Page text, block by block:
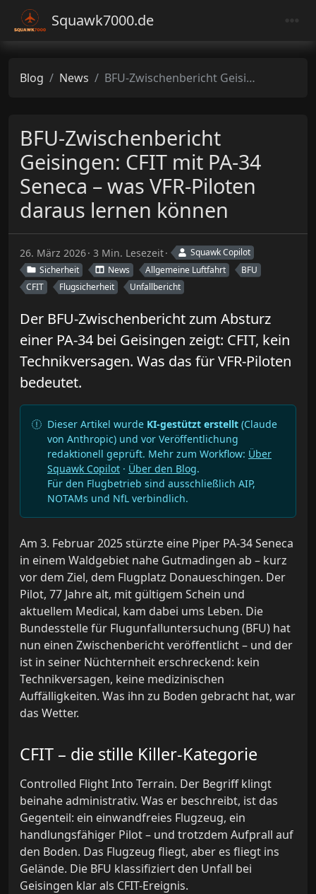
Squawk7000.de
Blog News BFU-Zwischenbericht Geisingen: CFIT mit PA-34 Seneca – was VFR-Piloten daraus lernen können
BFU-Zwischenbericht
Geisingen: CFIT mit PA-34
Seneca – was VFR-Piloten
daraus lernen können
26. März 2026 3 Min. Lesezeit
Squawk Copilot
Sicherheit
News Allgemeine Luftfahrt
BFU
CFIT
Flugsicherheit Unfallbericht
Der BFU-Zwischenbericht zum Absturz
einer PA-34 bei Geisingen zeigt: CFIT, kein
Technikversagen. Was das für VFR-Piloten
bedeutet.
Dieser Artikel wurde KI-gestützt erstellt (Claude
von Anthropic) und vor Veröffentlichung
redaktionell geprüft. Mehr zum Workflow: Über
Squawk Copilot · Über den Blog.
Für den Flugbetrieb sind ausschließlich AIP,
NOTAMs und NfL verbindlich.
Am 3. Februar 2025 stürzte eine Piper PA-34 Seneca
in einem Waldgebiet nahe Gutmadingen ab – kurz
vor dem Ziel, dem Flugplatz Donaueschingen. Der
Pilot, 77 Jahre alt, mit gültigem Schein und
aktuellem Medical, kam dabei ums Leben. Die
Bundesstelle für Flugunfalluntersuchung (BFU) hat
nun einen Zwischenbericht veröffentlicht – und der
ist in seiner Nüchternheit erschreckend: kein
Technikversagen, keine medizinischen
Auffälligkeiten. Was ihn zu Boden gebracht hat, war
das Wetter.
CFIT – die stille Killer-Kategorie
Controlled Flight Into Terrain. Der Begriff klingt
beinahe administrativ. Was er beschreibt, ist das
Gegenteil: ein einwandfreies Flugzeug, ein
handlungsfähiger Pilot – und trotzdem Aufprall auf
den Boden. Das Flugzeug fliegt, aber es fliegt ins
Gelände. Die BFU klassifiziert den Unfall bei
Geisingen klar als CFIT-Ereignis.